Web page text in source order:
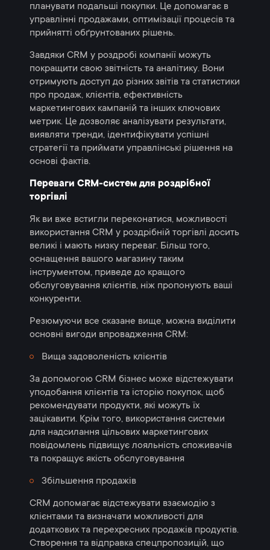
планувати подальші покупки. Це допомагає в
управлінні продажами, оптимізації процесів та
прийнятті обґрунтованих рішень.
Завдяки CRM у роздробі компанії можуть
покращити свою звітність та аналітику. Вони
отримують доступ до різних звітів та статистики
про продаж, клієнтів, ефективність
маркетингових кампаній та інших ключових
метрик. Це дозволяє аналізувати результати,
виявляти тренди, ідентифікувати успішні
стратегії та приймати управлінські рішення на
основі фактів.
Переваги CRM-систем для роздрібної
торгівлі
Як ви вже встигли переконатися, можливості
використання CRM у роздрібній торгівлі досить
великі і мають низку переваг. Більш того,
оснащення вашого магазину таким
інструментом, приведе до кращого
обслуговування клієнтів, ніж пропонують ваші
конкуренти.
Резюмуючи все сказане вище, можна виділити
основні вигоди впровадження CRM:
Вища задоволеність клієнтів
За допомогою CRM бізнес може відстежувати
уподобання клієнтів та історію покупок, щоб
рекомендувати продукти, які можуть їх
зацікавити. Крім того, використання системи
для надсилання цільових маркетингових
повідомлень підвищує лояльність споживачів
та покращує якість обслуговування
Збільшення продажів
CRM допомагає відстежувати взаємодію з
клієнтами та визначати можливості для
додаткових та перехресних продажів продуктів.
Створення та відправка спецпропозицій, що